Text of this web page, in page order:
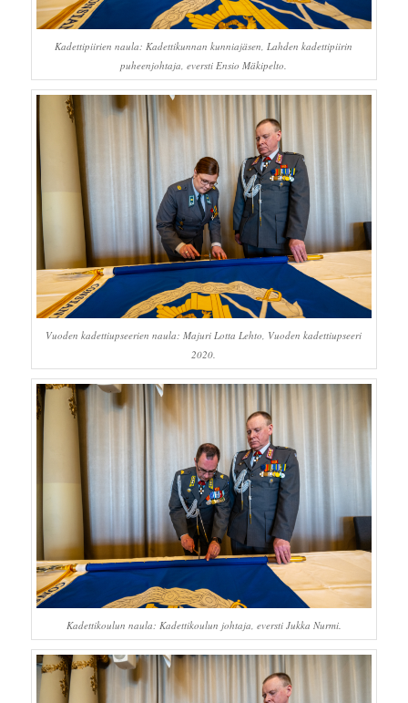
Kadettipiirien naula: Kadettikunnan kunniajäsen, Lahden kadettipiirin
puheenjohtaja, eversti Ensio Mäkipelto.
Vuoden kadettiupseerien naula: Majuri Lotta Lehto, Vuoden kadettiupseeri
2020.
Kadettikoulun naula: Kadettikoulun johtaja, eversti Jukka Nurmi.